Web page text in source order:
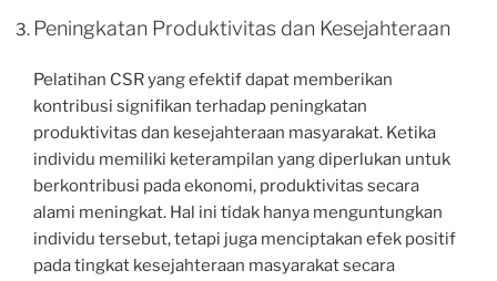
Peningkatan Produktivitas dan Kesejahteraan
Pelatihan CSR yang efektif dapat memberikan
kontribusi signifikan terhadap peningkatan
produktivitas dan kesejahteraan masyarakat. Ketika
individu memiliki keterampilan yang diperlukan untuk
berkontribusi pada ekonomi, produktivitas secara
alami meningkat. Hal ini tidak hanya menguntungkan
individu tersebut, tetapi juga menciptakan efek positif
pada tingkat kesejahteraan masyarakat secara